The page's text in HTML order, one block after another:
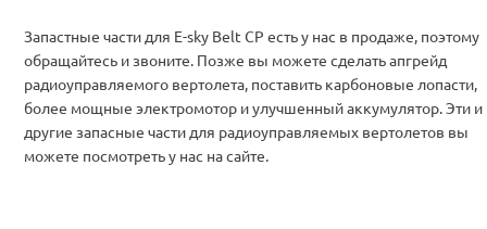
Запастные части для E-sky Belt CP есть у нас в продаже, поэтому
обращайтесь и звоните. Позже вы можете сделать апгрейд
радиоуправляемого вертолета, поставить карбоновые лопасти,
более мощные электромотор и улучшенный аккумулятор. Эти и
другие запасные части для радиоуправляемых вертолетов вы
можете посмотреть у нас на сайте.